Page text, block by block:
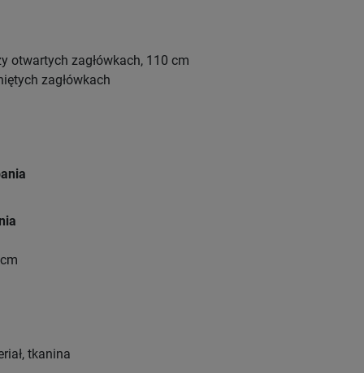
otwartych zagłówkach, 110 cm
zagłówkach
tkanina